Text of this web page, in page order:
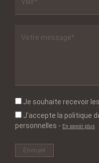
Je souhaite recevoir
J'accepte la politique
personnelles - En savoir plus